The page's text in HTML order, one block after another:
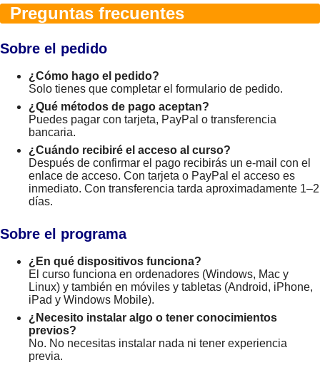
Preguntas frecuentes
Sobre el pedido
¿Cómo hago el pedido?
Solo tienes que completar el formulario de pedido.
¿Qué métodos de pago aceptan?
Puedes pagar con tarjeta, PayPal o transferencia
bancaria.
¿Cuándo recibiré el acceso al curso?
Después de confirmar el pago recibirás un e-mail con el
enlace de acceso. Con tarjeta o PayPal el acceso es
inmediato. Con transferencia tarda aproximadamente 1–2
días.
Sobre el programa
¿En qué dispositivos funciona?
El curso funciona en ordenadores (Windows, Mac y
Linux) y también en móviles y tabletas (Android, iPhone,
iPad y Windows Mobile).
¿Necesito instalar algo o tener conocimientos
previos?
No. No necesitas instalar nada ni tener experiencia
previa.